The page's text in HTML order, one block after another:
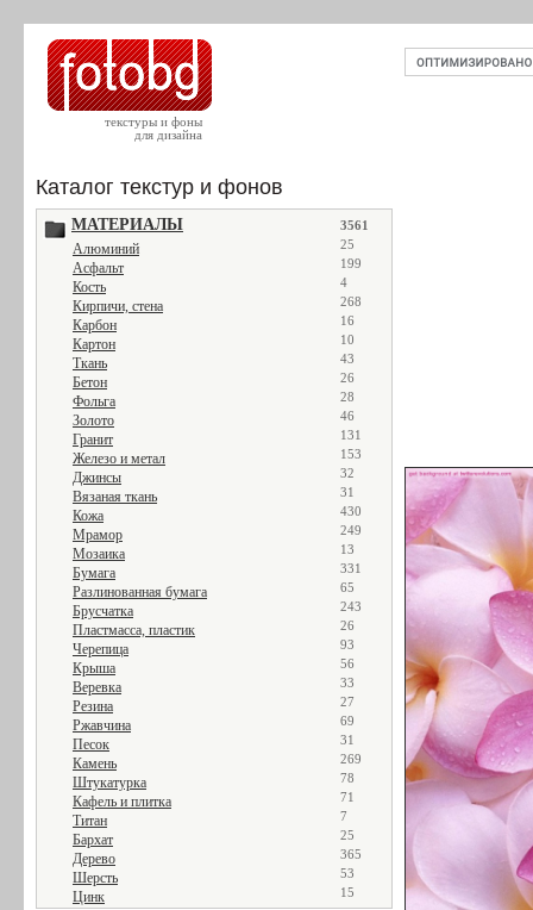
текстуры и фоны
для дизайна
Каталог текстур и фонов
МАТЕРИАЛЫ 3561
Алюминий 25
Асфальт 199
Кость 4
Кирпичи, стена 268
Карбон 16
Картон 10
Ткань 43
Бетон 26
Фольга 28
Золото 46
Гранит 131
Железо и метал 153
Джинсы 32
Вязаная ткань 31
Кожа 430
Мрамор 249
Мозаика 13
Бумага 331
Разлинованная бумага 65
Брусчатка 243
Пластмасса, пластик 26
Черепица 93
Крыша 56
Веревка 33
Резина 27
Ржавчина 69
Песок 31
Камень 269
Штукатурка 78
Кафель и плитка 71
Титан 7
Бархат 25
Дерево 365
Шерсть 53
Цинк 15